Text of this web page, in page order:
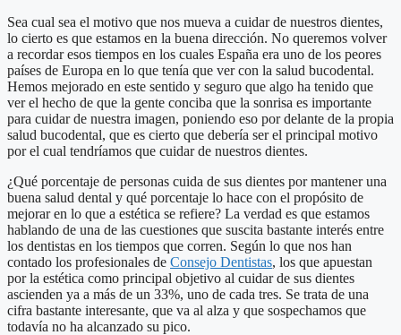
Sea cual sea el motivo que nos mueva a cuidar de nuestros dientes,
lo cierto es que estamos en la buena dirección. No queremos volver
a recordar esos tiempos en los cuales España era uno de los peores
países de Europa en lo que tenía que ver con la salud bucodental.
Hemos mejorado en este sentido y seguro que algo ha tenido que
ver el hecho de que la gente conciba que la sonrisa es importante
para cuidar de nuestra imagen, poniendo eso por delante de la propia
salud bucodental, que es cierto que debería ser el principal motivo
por el cual tendríamos que cuidar de nuestros dientes.
¿Qué porcentaje de personas cuida de sus dientes por mantener una
buena salud dental y qué porcentaje lo hace con el propósito de
mejorar en lo que a estética se refiere? La verdad es que estamos
hablando de una de las cuestiones que suscita bastante interés entre
los dentistas en los tiempos que corren. Según lo que nos han
contado los profesionales de Consejo Dentistas, los que apuestan
por la estética como principal objetivo al cuidar de sus dientes
ascienden ya a más de un 33%, uno de cada tres. Se trata de una
cifra bastante interesante, que va al alza y que sospechamos que
todavía no ha alcanzado su pico.